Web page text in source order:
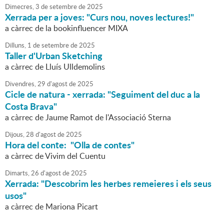
Dimecres,3 desetembrede2025
Xerrada per a joves: "Curs nou, noves lectures!"
a càrrec de la bookinfluencer MIXA
Dilluns, 1 desetembrede2025
Taller d'Urban Sketching
a càrrec de Lluís Ulldemolins
Divendres,29 d'agostde2025
Cicle de natura - xerrada: "Seguiment del duc a la
Costa Brava"
a càrrec de Jaume Ramot de l'Associació Sterna
Dijous,28 d'agostde2025
Hora del conte: "Olla de contes"
a càrrec de Vivim del Cuentu
Dimarts,26 d'agostde2025
Xerrada: "Descobrim les herbes remeieres i els seus
usos"
a càrrec de Mariona Picart